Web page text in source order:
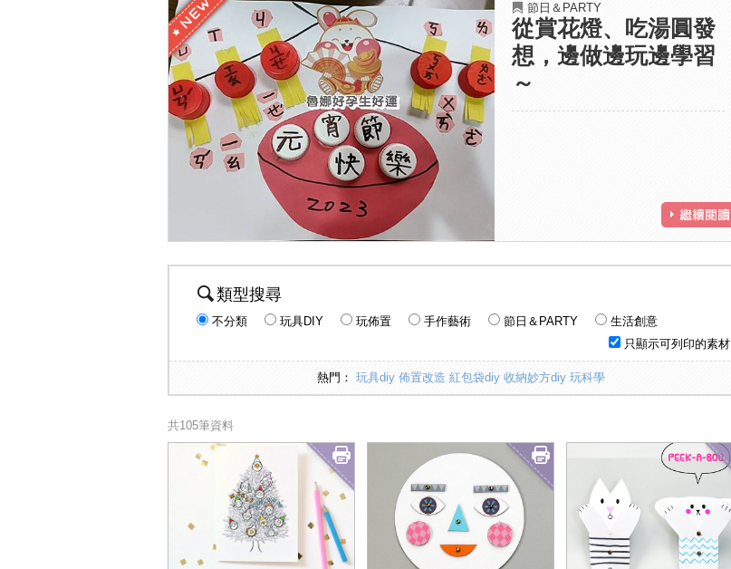
節日＆PARTY
從賞花燈、吃湯圓發
想，邊做邊玩邊學習
～
類型搜尋
不分類 玩具DIY 玩佈置 手作藝術 節日＆PARTY
生活創意
只顯示可列印的素材
熱門： 玩具diy 佈置改造 紅包袋diy 收納妙方diy 玩科學
共105筆資料